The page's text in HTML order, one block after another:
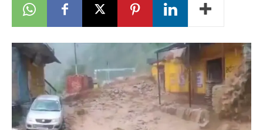
Breaking
News